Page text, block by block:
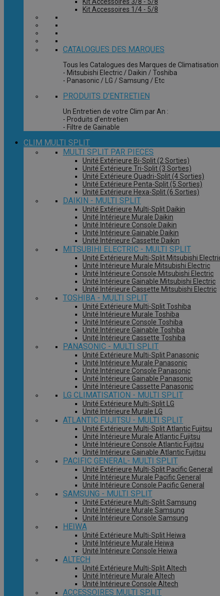
Kit Accessoires 1/4 - 5/8
CATALOGUES DES MARQUES
Tous les Catalogues des Marques de Climatisation
- Mitsubishi Electric / Daikin / Toshiba
- Panasonic / LG / Samsung / Etc
PRODUITS D'ENTRETIEN
Un Entretien de votre Clim par An :
- Produits d'entretien
- Filtre de Gainable
CLIM MULTI SPLIT
MULTI SPLIT PAR PIECES
Unité Extérieure Bi-Split (2 Sorties)
Unité Extérieure Tri-Split (3 Sorties)
Unité Extérieure Quadri-Split (4 Sorties)
Unité Extérieure Penta-Split (5 Sorties)
Unité Extérieure Hexa-Split (6 Sorties)
DAIKIN - MULTI SPLIT
Unité Extérieure Multi-Split Daikin
Unité Intérieure Murale Daikin
Unité Intérieure Console Daikin
Unité Intérieure Gainable Daikin
Unité Intérieure Cassette Daikin
MITSUBIHI ELECTRIC - MULTI SPLIT
Unité Extérieure Multi-Split Mitsubishi
Unité Intérieure Murale Mitsubishi Electric
Unité Intérieure Console Mitsubishi Electric
Unité Intérieure Gainable Mitsubishi Electric
Unité Intérieure Cassette Mitsubishi Electric
TOSHIBA - MULTI SPLIT
Unité Extérieure Multi-Split Toshiba
Unité Intérieure Murale Toshiba
Unité Intérieure Console Toshiba
Unité Intérieure Gainable Toshiba
Unité Intérieure Cassette Toshiba
PANASONIC - MULTI SPLIT
Unité Extérieure Multi-Split Panasonic
Unité Intérieure Murale Panasonic
Unité Intérieure Console Panasonic
Unité Intérieure Gainable Panasonic
Unité Intérieure Cassette Panasonic
LG CLIMATISATION - MULTI SPLIT
Unité Extérieure Multi-Split LG
Unité Intérieure Murale LG
ATLANTIC FUJITSU - MULTI SPLIT
Unité Extérieure Multi-Split Atlantic Fujitsu
Unité Intérieure Murale Atlantic Fujitsu
Unité Intérieure Console Atlantic Fujitsu
Unité Intérieure Gainable Atlantic Fujitsu
PACIFIC GENERAL- MULTI SPLIT
Unité Extérieure Multi-Split Pacific General
Unité Intérieure Murale Pacific General
Unité Intérieure Console Pacific General
SAMSUNG - MULTI SPLIT
Unité Extérieure Multi-Split Samsung
Unité Intérieure Murale Samsung
Unité Intérieure Console Samsung
HEIWA
Unité Extérieure Multi-Split Heiwa
Unité Intérieure Murale Heiwa
Unité Intérieure Console Heiwa
ALTECH
Unité Extérieure Multi-Split Altech
Unité Intérieure Murale Altech
Unité Intérieure Console Altech
ACCESSOIRES MULTI SPLIT